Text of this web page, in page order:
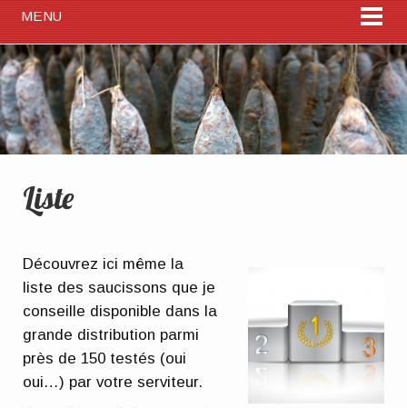
MENU
Liste
Découvrez ici même la
liste des saucissons que je
conseille disponible dans la
grande distribution parmi
près de 150 testés (oui
oui…) par votre serviteur.